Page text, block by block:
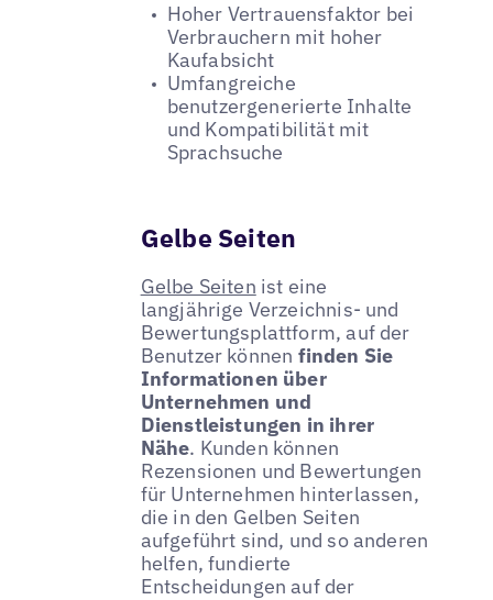
Hoher Vertrauensfaktor bei
Verbrauchern mit hoher
Kaufabsicht
Umfangreiche
benutzergenerierte Inhalte
und Kompatibilität mit
Sprachsuche
Gelbe Seiten
Gelbe Seiten ist eine
langjährige Verzeichnis- und
Bewertungsplattform, auf der
Benutzer können finden Sie
Informationen über
Unternehmen und
Dienstleistungen in ihrer
Nähe. Kunden können
Rezensionen und Bewertungen
für Unternehmen hinterlassen,
die in den Gelben Seiten
aufgeführt sind, und so anderen
helfen, fundierte
Entscheidungen auf der